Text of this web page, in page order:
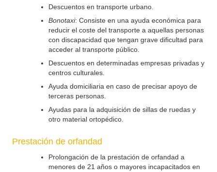
Descuentos en transporte urbano.
Bonotaxi: Consiste en una ayuda económica para
reducir el coste del transporte a aquellas personas
con discapacidad que tengan grave dificultad para
acceder al transporte público.
Descuentos en determinadas empresas privadas y
centros culturales.
Ayuda domiciliaria en caso de precisar apoyo de
terceras personas.
Ayudas para la adquisición de sillas de ruedas y
otro material ortopédico.
Prestación de orfandad
Prolongación de la prestación de orfandad a
menores de 21 años o mayores incapacitados en